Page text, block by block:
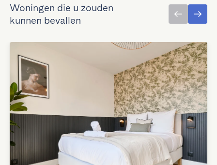
Woningen die u zouden
kunnen bevallen